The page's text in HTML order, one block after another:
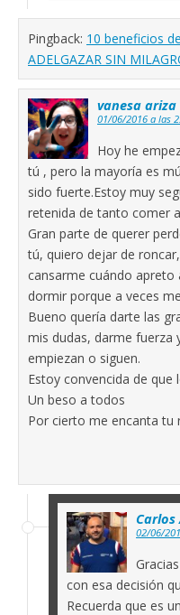
Pingback: 10 beneficios
ADELGAZAR SIN
vanesa ariza
01/06/2016 a las
Hoy he
tú , pero la mayoría es
sido fuerte.Estoy muy
retenida de tanto comer
Gran parte de querer
tú, quiero dejar de
cansarme cuándo
dormir porque a veces
Bueno quería darte las
mis dudas, darme fuerza
empiezan o siguen.
Estoy convencida de que
Un beso a todos
Por cierto me encanta tu
Carlos
02/06/
con esa decisión
Recuerda que es